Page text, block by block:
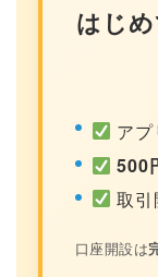
はじ
ア
500
取
口座開設は